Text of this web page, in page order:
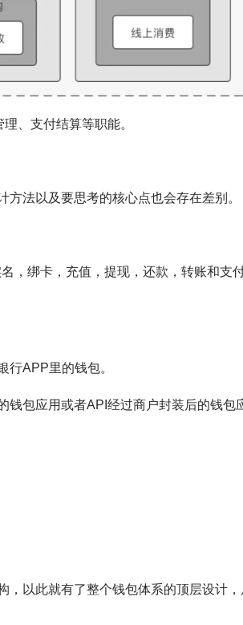
、支付结算等职能。
法以及要思考的核心点也会存在差别。
，绑卡，充值，提现，还款，转账和支
行APP里的钱包。
钱包应用或者API经过商户封装后的钱包
，以此就有了整个钱包体系的顶层设计，